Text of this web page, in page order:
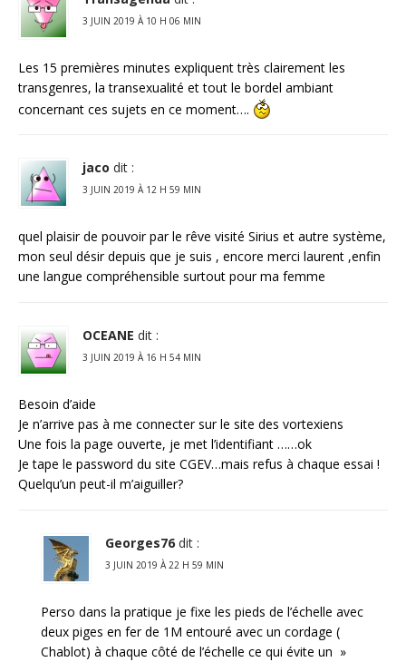
3 JUIN 2019 À 10 H 06 MIN
Les 15 premières minutes expliquent très clairement les
transgenres, la transexualité et tout le bordel ambiant
concernant ces sujets en ce moment….
jaco dit :
3 JUIN 2019 À 12 H 59 MIN
quel plaisir de pouvoir par le rêve visité Sirius et autre système,
mon seul désir depuis que je suis , encore merci laurent ,enfin
une langue compréhensible surtout pour ma femme
OCEANE dit :
3 JUIN 2019 À 16 H 54 MIN
Besoin d’aide
Je n’arrive pas à me connecter sur le site des vortexiens
Une fois la page ouverte, je met l’identifiant ……ok
Je tape le password du site CGEV…mais refus à chaque essai !
Quelqu’un peut-il m’aiguiller?
Georges76 dit :
3 JUIN 2019 À 22 H 59 MIN
Perso dans la pratique je fixe les pieds de l’échelle avec
deux piges en fer de 1M entouré avec un cordage (
Chablot) à chaque côté de l’échelle ce qui évite un »